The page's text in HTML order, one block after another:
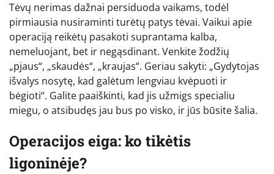
Tėvų nerimas dažnai persiduoda vaikams, todėl
pirmiausia nusiraminti turėtų patys tėvai. Vaikui apie
operaciją reikėtų pasakoti suprantama kalba,
nemeluojant, bet ir negąsdinant. Venkite žodžių
„pjaus“, „skaudės“, „kraujas“. Geriau sakyti: „Gydytojas
išvalys nosytę, kad galėtum lengviau kvėpuoti ir
bėgioti“. Galite paaiškinti, kad jis užmigs specialiu
miegu, o atsibudęs jau bus po visko, ir jūs būsite šalia.
Operacijos eiga: ko tikėtis
ligoninėje?